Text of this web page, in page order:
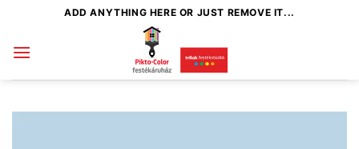
content
ADD ANYTHING HERE OR JUST REMOVE IT...